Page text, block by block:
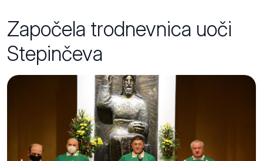
Započela trodnevnica uoči
Stepinčeva